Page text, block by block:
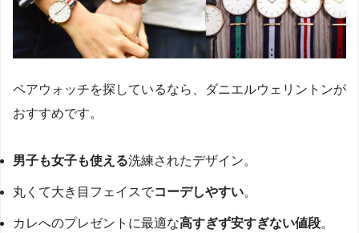
ペアウォッチを探しているなら、ダニエルウェリントンが
おすすめです。
男子も女子も使える洗練されたデザイン。
丸くて大き目フェイスでコーデしやすい。
カレへのプレゼントに最適な高すぎず安すぎない値段。